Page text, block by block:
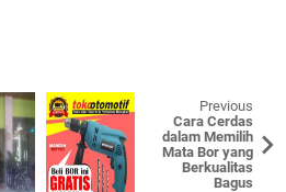
Previous
Cara Cerdas
dalam Memilih
Mata Bor yang
Berkualitas
Bagus